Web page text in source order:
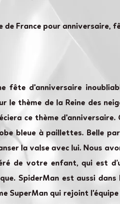
de France pour anniversaire,
fête d'anniversaire
le thème de la Reine des
ce thème d'anniversaire.
bleue à paillettes. Belle
la valse avec lui. Nous
de votre enfant, qui est
SpiderMan est aussi
SuperMan qui rejoint